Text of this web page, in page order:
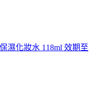
濕化妝水 118ml 效期至